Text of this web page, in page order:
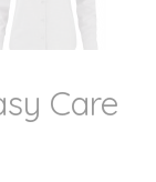
Care